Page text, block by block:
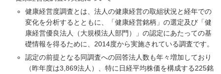
健康経営度調査とは、法人の健康経営の取組状況と経年での
変化を分析するとともに、「健康経営銘柄」の選定及び「健
康経営優良法人（大規模法人部門）」の認定にあたっての基
礎情報を得るために、2014度から実施されている調査です。
認定の前提となる同調査への回答法人数も年々増加しており
（昨年度は3,869法人）、特に日経平均株価を構成する225銘